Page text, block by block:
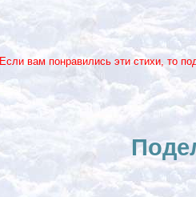
Если вам понравились эти стихи, то